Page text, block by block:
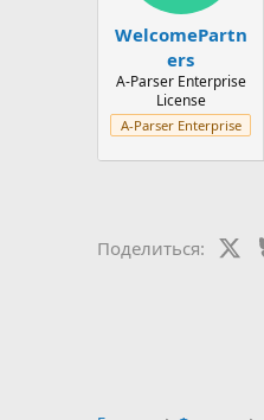
WelcomePartn
ers
A-Parser Enterprise
License
A-Parser Enterprise
Поделиться: